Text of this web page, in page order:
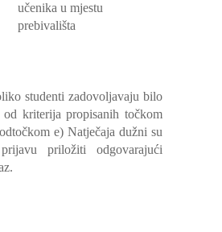
učenika u mjestu
prebivališta
studenti zadovoljavaju bilo
kriterija propisanih točkom
e) Natječaja dužni su
priložiti odgovarajući